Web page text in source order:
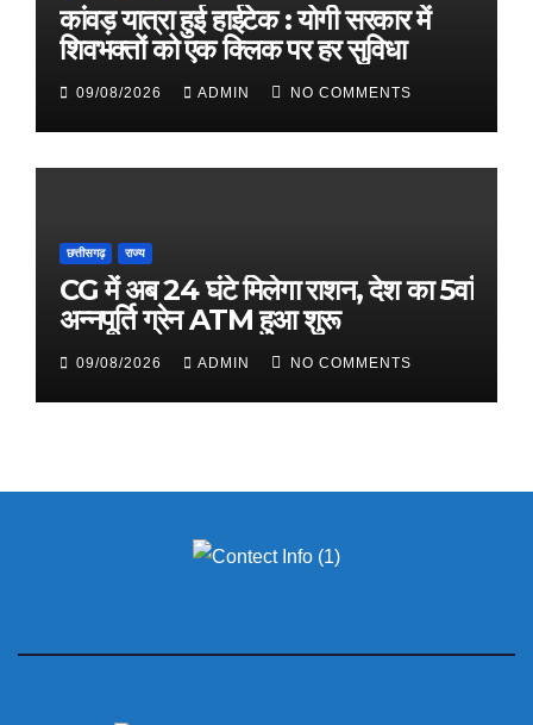
कांवड़ यात्रा हुई हाईटेक : योगी सरकार में
शिवभक्तों को एक क्लिक पर हर सुविधा
09/08/2026 ADMIN NO COMMENTS
छत्तीसगढ़ राज्य
CG में अब 24 घंटे मिलेगा राशन, देश का 5वां
अन्नपूर्ति ग्रेन ATM हुआ शुरू
09/08/2026 ADMIN NO COMMENTS